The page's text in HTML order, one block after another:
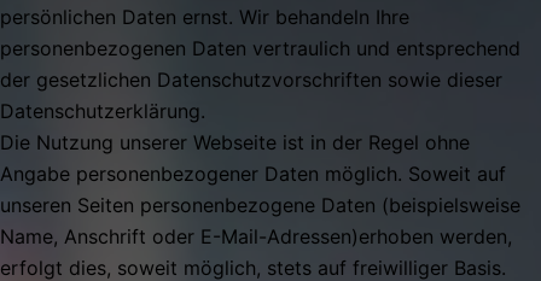
persönlichen Daten ernst. Wir behandeln Ihre
personenbezogenen Daten vertraulich und entsprechend
der gesetzlichen Datenschutzvorschriften sowie dieser
Datenschutzerklärung.
Die Nutzung unserer Webseite ist in der Regel ohne
Angabe personenbezogener Daten möglich. Soweit auf
unseren Seiten personenbezogene Daten (beispielsweise
Name, Anschrift oder E-Mail-Adressen)erhoben werden,
erfolgt dies, soweit möglich, stets auf freiwilliger Basis.